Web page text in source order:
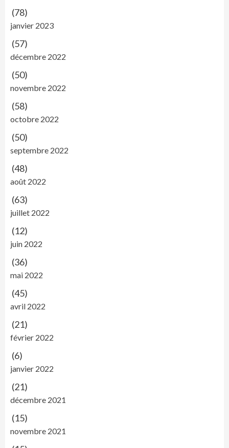
(78)
janvier 2023
(57)
décembre 2022
(50)
novembre 2022
(58)
octobre 2022
(50)
septembre 2022
(48)
août 2022
(63)
juillet 2022
(12)
juin 2022
(36)
mai 2022
(45)
avril 2022
(21)
février 2022
(6)
janvier 2022
(21)
décembre 2021
(15)
novembre 2021